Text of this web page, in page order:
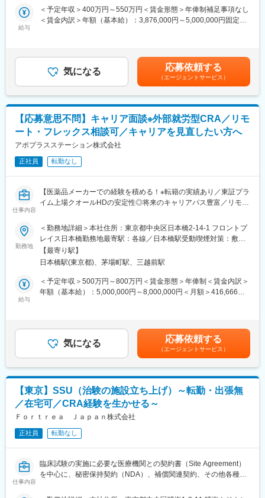
・患者さんの対応（同意取得補助、来院・検査スケジュール管
理、研究目的に即したサポート等患者コミュニケーション）
・EDCへのデータ入力補助
※症例登録のノルマ無し
ご経験に応じて以下をお任せ致します。
・現地スタッフ（エリアCRS）への業務前後の指導（研究内容や
■就業環境
・オンコール対応無し
りますが代休を取得して頂きます）
・外勤1回につき、1施設・1プロジェクトを対応（施設での滞在
・遠方への出張は一部ありますが、東日本／西日本でそれぞれ対
応しているほか、医療機関での滞在時間も短いため日帰りがほと
・宿泊伴う出張：月0～2回
■キャリアステップ
出向先の業務形態を理解いただき、それに合わせたコミュニケー
SVには、PL業務を担っていただきます
徐々にPLサポートから関わっていただき、PLに任命された後も、
■ポジション魅力
★最先端の臨床研究（今後の伸びしろ領域）に貢献できる
・エムスリーグループの最先端医療案件とのコラボレーションも
多く、AI開発、データジェネレーション、リモート臨床研究など
の最先端領域に携わることができます。
■出向先
企業名：クリニカルポーター株式会社
変更の範囲：会社の定める業務
ートワーク含む）
給与
＜予定年収＞400万円～550万円＜賃金形態＞年俸制補足事項なし
＜賃金内訳＞年額（基本給）：3,876,000円～5,000,000円固定残
手当＞有＜給与補足＞※給与詳細は、経験・前職年収に応じて決定
します。※今回複数名の採用のため、経験が浅い方からベテラン層
までの採用を予定しておるため、幅広い年収レンジを記載してい
ます。賃金はあくまでも目安の金額であり、選考を通じて上下す
る可能性があります。月給(月額)は固定手当を含めた表記です。
気になる 応募依頼する
（エージェントサービス）
【応募意思不問】キャリア面談※外部就労型CRA／リモ
ート・フレックス相談可／キャリアを見直したい方へ
アポプラスステーション株式会社
正社員 転勤なし
仕事内容
【医薬品メーカーでの経験を積める！※転籍の実績あり／東証プラ
イム上場クオールHDの安定性◎将来のキャリアパス豊富／リモー
応募意思不問のカジュアル面談用の求人となります。
■面談内容：
当社では企業情報は業務内容に関する内容だけでなく、「業界か
ら離れる人を一人でも少なくすること」を目的にキャリア相談を
行っております。
今後の市場予測をもとに、CRAとしてどのようなキャリア構築を
考えるべきか、また外部就労の場合だとどのようなキャリアを歩
す
■外部就労プロジェクトについて：
の面談があり、試験内容や役割を理解したうえでキャリアを選択
できるため、
「どんな経験を積みたいか」を考えながら主体的にキャリア形成
ができることが特徴です。
は無く、ワークライフバランスを重視した働き方が可能です。
さらに、製薬メーカー社員と同様の教育・研修を受講できる機会
（成果や評価に応じて就業先メーカーへ転籍した実績もございま
す。）
勤務地
＜勤務地詳細＞本社住所：東京都中央区日本橋2-14-1 フロントプ
レイス日本橋勤務地最寄駅：各線／日本橋駅受動喫煙対策：敷地
内喫煙可能場所あり変更の範囲：会社の定める事業所
【最寄り駅】
日本橋駅(東京都)、茅場町駅、三越前駅
給与
＜予定年収＞500万円～800万円＜賃金形態＞年俸制＜賃金内訳＞
年額（基本給）：5,000,000円～8,000,000円＜月額＞416,666円
対象外スタッフ職で入社の場合、時間外手当は別途支給されま
す。賃金はあくまでも目安の金額であり、選考を通じて上下する
可能性があります。月給(月額)は固定手当を含めた表記です。
気になる 応募依頼する
（エージェントサービス）
【東京】SSU（治験の施設立ち上げ）～転勤・出張無
／在宅可／CRA経験を生かせる～
Ｆｏｒｔｒｅａ Ｊａｐａｎ株式会社
正社員 転勤なし
仕事内容
臨床試験の実施に必要な医療機関との契約書（Site Agreement）
を中心に、秘密保持契約（NDA）、補償関連契約、その他各種契
臨床試験チームや社内関係部署、医療機関と連携しながら、契約